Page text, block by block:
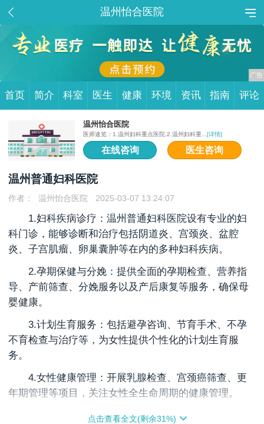
温州怡合医院
首页 简介 科室 医生 健康 环境 资讯 指南 评论
温州怡合医院
医师速览：1.温州妇科重点医院.2.温州妇科重... [详情]
在线咨询 医生咨询
温州普通妇科医院
作者： 温州怡合医院 2025-03-07 13:24:07
1.妇科疾病诊疗：温州普通妇科医院设有专业的妇
科门诊，能够诊断和治疗包括阴道炎、宫颈炎、盆腔
炎、子宫肌瘤、卵巢囊肿等在内的多种妇科疾病。
2.孕期保健与分娩：提供全面的孕期检查、营养指
导、产前筛查、分娩服务以及产后康复等服务，确保母
婴健康。
3.计划生育服务：包括避孕咨询、节育手术、不孕
不育检查与治疗等，为女性提供个性化的计划生育服
务。
4.女性健康管理：开展乳腺检查、宫颈癌筛查、更
年期管理等项目，关注女性全生命周期的健康管理。
5.先进医疗设备与技术：医院引进先进的医疗设
点击查看全文(剩余31%)